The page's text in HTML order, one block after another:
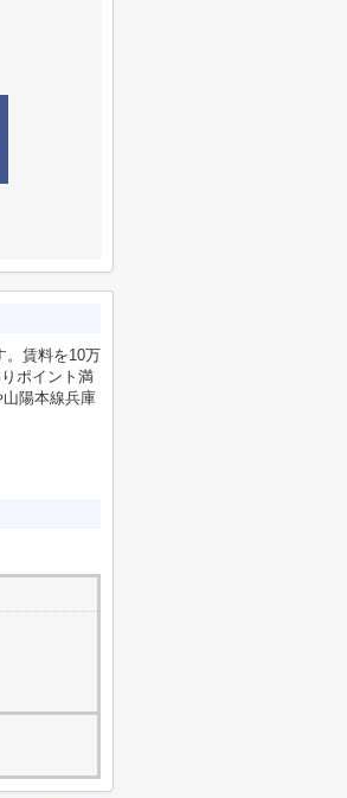
。賃料を10万
ポイント満
陽本線兵庫